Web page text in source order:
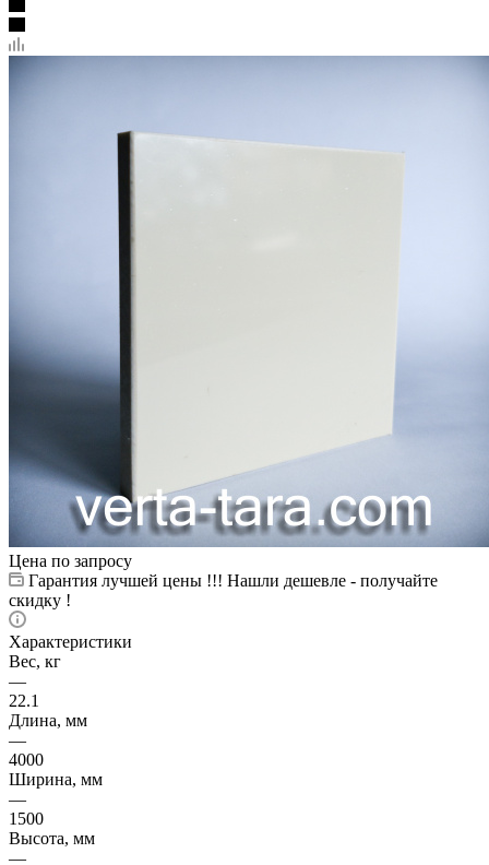
Цена по запросу
Гарантия лучшей цены !!! Нашли дешевле - получайте
скидку !
Характеристики
Вес, кг
—
22.1
Длина, мм
—
4000
Ширина, мм
—
1500
Высота, мм
—